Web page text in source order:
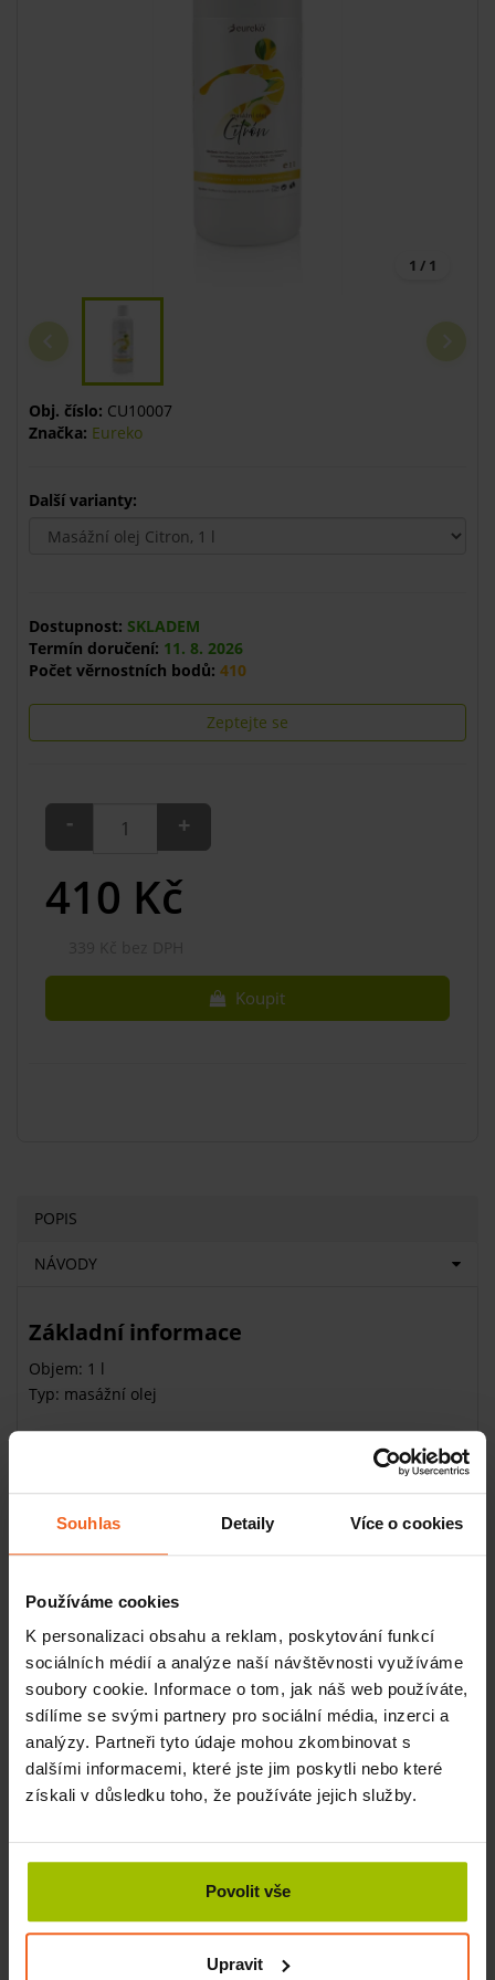
Souhlas Detaily Více o cookies
Používáme cookies
K personalizaci obsahu a reklam, poskytování funkcí
sociálních médií a analýze naší návštěvnosti využíváme
soubory cookie. Informace o tom, jak náš web používáte,
sdílíme se svými partnery pro sociální média, inzerci a
analýzy. Partneři tyto údaje mohou zkombinovat s
dalšími informacemi, které jste jim poskytli nebo které
získali v důsledku toho, že používáte jejich služby.
Povolit vše
Upravit
1 / 1
Obj. číslo: CU10007
Značka: Eureko
Další varianty:
Dostupnost: SKLADEM
Termín doručení: 11. 8. 2026
Počet věrnostních bodů: 410
Zeptejte se
- +
410 Kč
Koupit
POPIS
NÁVODY
Základní informace
Objem: 1 l
Typ: masážní olej
vynikající skluzností a
povzbuzující vůní citronu. Vstřebává se pomalu a je velmi
dobře snášen. Pokožka je pomasážijemná a vláčná.
Související produkty
Masážní olej Neutral, 1 l
SKLADEM
205 Kč Více
SKLADEM
OXD masážní emulze Citron, 1 l